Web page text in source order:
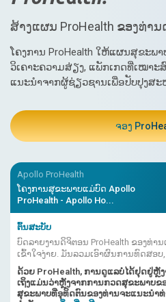
ສ້າງແຜນ ProHealth ຂອງທ່າ
ໂຄງການ ProHealth ໃຫ້ແຜນສຸຂະ
ວິເຄາະຄວາມສ່ຽງ, ແພັກເກດທີ່ເໝາ
ແນະນຳຈາກຜູ້ຊ່ຽວຊານເພື່ອປັບປຸງສ
ຈອງ
Apollo ProHealth
ໂຄງການສຸຂະພາບແມ່ບົດ Apollo
ProHealth - Apollo Ho...
ຕົ້ນສະບັບ
ບົດລາຍງານດິຈິຕອນ ProHealth ຂອງທ່າ
ເຂົ້າໃຈງ່າຍ. ມັນລວມເອົາຜົນການທົດສອບ
ຕີຄວາມໝາຍຂອງທ່ານໝໍເຂົ້າກັນ.
ດ້ວຍ ProHealth, ການດູແລບໍ່ໄດ້ຢຸດຢູ່ຫຼັ
ເຖິງແມ່ນວ່າຫຼັງຈາກການກວດສຸຂະພາບ
ສຸຂະພາບທີ່ອຸທິດຕົນຂອງທ່ານຈະແນະນຳ